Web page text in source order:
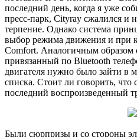
последний день, когда я уже
пресс-парк, Cityray сжалился и
терпение. Однако система
выбор режима движения и при
Comfort. Аналогичным образом
привязанный по Bluetooth
двигателя нужно было зайти в
списка. Стоит ли говорить, что
последний воспроизведенный
Были сюрпризы и со стороны